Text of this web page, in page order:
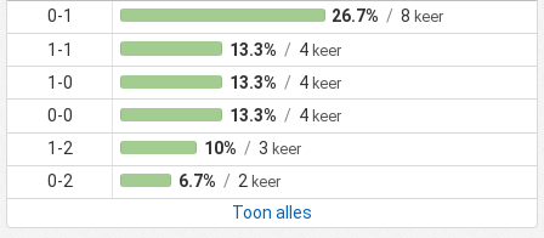
0-1 26.7% / 8keer
1-1 13.3% / 4 keer
1-0 13.3% / 4 keer
0-0 13.3% / 4 keer
1-2 10% / 3 keer
0-2 6.7% / 2 keer
Toon alles